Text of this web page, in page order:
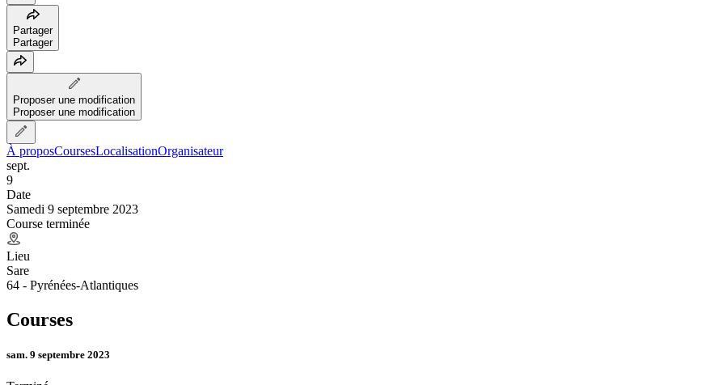
Partager
Partager
Proposer une modification
Proposer une modification
À proposCoursesLocalisationOrganisateur
sept.
9
Date
Samedi 9 septembre 2023
Course terminée
Lieu
Sare
64 - Pyrénées-Atlantiques
Courses
sam. 9 septembre 2023